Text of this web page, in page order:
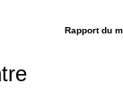
Rapport du